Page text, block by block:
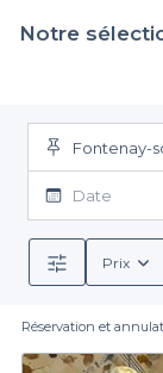
Notre
Fontenay-
Date
Prix
Réservation et